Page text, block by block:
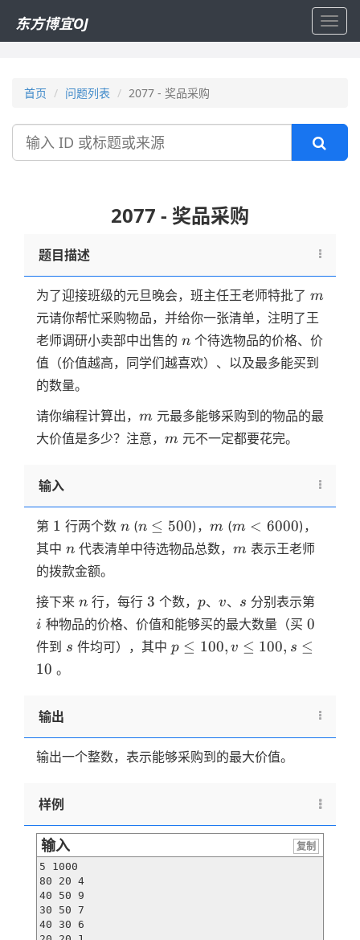
东方博宜OJ
首页 问题列表 2077 - 奖品采购
搜
2077 - 奖品采购
题目描述
为了迎接班级的元旦晚会，班主任王老师特批了 m
m
元请你帮忙采购物品，并给你一张清单，注明了王
老师调研小卖部中出售的 n
n 个待选物品的价格、价
值（价值越高，同学们越喜欢）、以及最多能买到
的数量。
请你编程计算出， m
m 元最多能够采购到的物品的最
大价值是多少？注意， m
m 元不一定都要花完。
输入
第 1
1 行两个数 n
n (n
\le
500
n ≤ 500)， m
m(m
\lt
6000
m < 6000)，
其中 n
n 代表清单中待选物品总数， m
m 表示王老师
的拨款金额。
接下来 n
n 行，每行 3
3 个数， p
p、 v
v、 s
s 分别表示第i
i 种物品的价格、价值和能够买的最大数量（买 0
0
件到 s
s 件均可），其中 p \le
10
p ≤ 100, v ≤ 100, s ≤
10 。
输出
输出一个整数，表示能够采购到的最大价值。
样例
输入
复制
5 1000
80 20 4
40 50 9
30 50 7
40 30 6